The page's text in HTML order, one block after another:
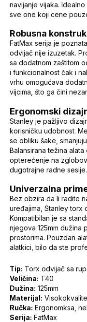
navijanje vijaka.
sve one koji cene
Robusna
FatMax serija je
odvijač nije izuzetak.
sa dodatnom zaštitom
i funkcionalnost čak i
vrhu omogućava
vijcima, što ga čini
Ergonomski
Stanley je pažljivo
korisničku udobnost.
se obliku šake,
Balansirana težina
opterećenje na
dugotrajne radne sesije.
Univerzalna
Bez obzira da li radite
uređajima, Stanley torx
Kompatibilan je sa
njegova 125mm dužina
prostorima. Pouzdan
alatkici, bilo da ste
Tip: Torx odvijač sa
Veličina: T40
Dužina: 125mm
Materijal:
Ručka: Ergonomksa,
Serija: FatMax